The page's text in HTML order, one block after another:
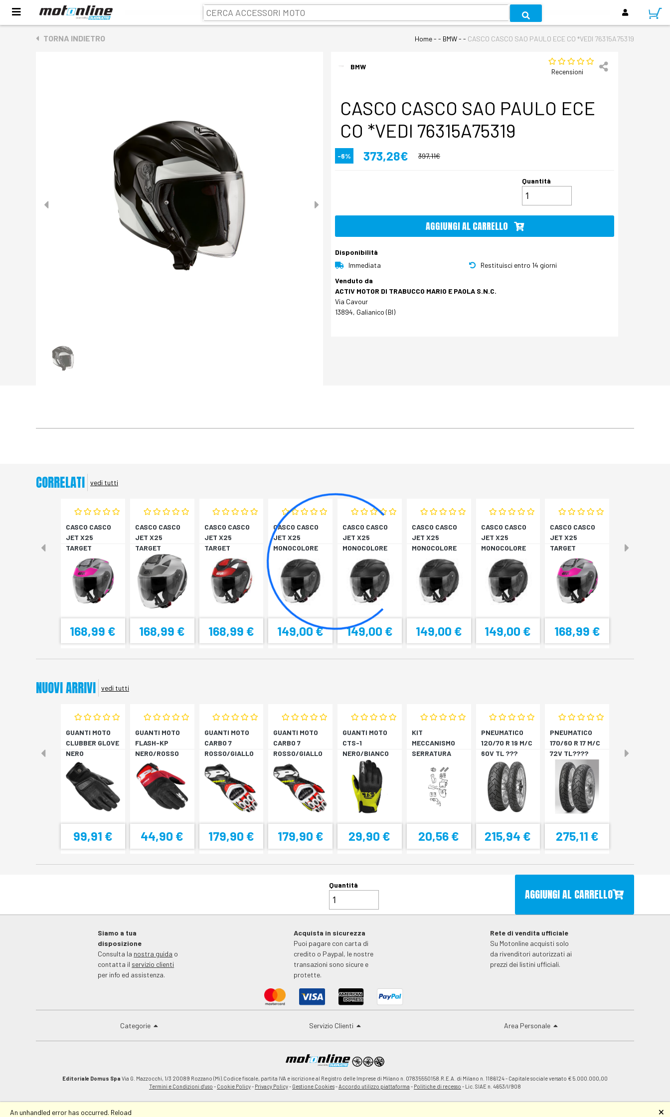
TORNA INDIETRO Home- - BMW - - CASCO CASCO SAO PAULO ECE CO *VEDI 76315A75319
BMW
Recensioni
CASCO CASCO SAO PAULO ECE
CO *VEDI 76315A75319
-6% 373,28€ 397,11€
Quantità
AGGIUNGI AL CARRELLO
Disponibilità
Immediata
Restituisci entro 14 giorni
Venduto da
ACTIV MOTOR DI TRABUCCO MARIO E PAOLA S.N.C.
Via Cavour
13894, Galianico (BI)
CORRELATI vedi tutti
CASCO CASCO
JET X25
TARGET
TITAN/ROSA XS
168,99 €
CASCO CASCO
JET X25
TARGET
TITAN/NERO S
168,99 €
CASCO CASCO
JET X25
TARGET
NER/BIA/ROSS
168,99 €
CASCO CASCO
JET X25
MONOCOLORE
NERO XS
149,00 €
CASCO CASCO
JET X25
MONOCOLORE
NERO XS
149,00 €
CASCO CASCO
JET X25
MONOCOLORE
NERO XS
149,00 €
CASCO CASCO
JET X25
MONOCOLORE
NERO XS
149,00 €
CASCO CASCO
JET X25
TARGET
TITAN/ROSA XS
168,99 €
NUOVI ARRIVI vedi tutti
GUANTI MOTO
CLUBBER GLOVE
NERO
99,91 €
GUANTI MOTO
FLASH-KP
NERO/ROSSO
44,90 €
GUANTI MOTO
CARBO 7
ROSSO/GIALLO
FLUORESCENTE
179,90 €
GUANTI MOTO
CARBO 7
ROSSO/GIALLO
FLUORESCENTE
179,90 €
GUANTI MOTO
CTS-1
NERO/BIANCO
29,90 €
KIT
MECCANISMO
SERRATURA
20,56 €
PNEUMATICO
120/70 R 19 M/C
60V TL ???
SCORPION T *A
215,94 €
PNEUMATICO
170/60 R 17 M/C
72V TL????
SCORPION T *P
275,11 €
Quantità
AGGIUNGI AL CARRELLO
Siamo a tua
disposizione
Consulta la nostra guida o
contatta il servizio clienti
per info ed assistenza.
Acquista in sicurezza
Puoi pagare con carta di
credito o Paypal, le nostre
transazioni sono sicure e
protette.
Rete di vendita ufficiale
Su Motonline acquisti solo
da rivenditori autorizzati ai
prezzi dei listini ufficiali.
Categorie Servizio Clienti Area Personale
Editoriale Domus Spa Via G. Mazzocchi, 1/3 20089 Rozzano (Mi).Codice fiscale, partita IVA e iscrizione al Registro delle Imprese di Milano n. 07835550158.R.E.A. di Milano n. 1186124 - Capitale sociale versato € 5.000.000,00
Termini e Condizioni d'uso - Cookie Policy- Privacy Policy- Gestione Cookies-Accordo utilizzo piattaforma - Politiche di recesso - Lic. SIAE n. 4653/I/908
An unhandled error has occurred. Reload 🗙